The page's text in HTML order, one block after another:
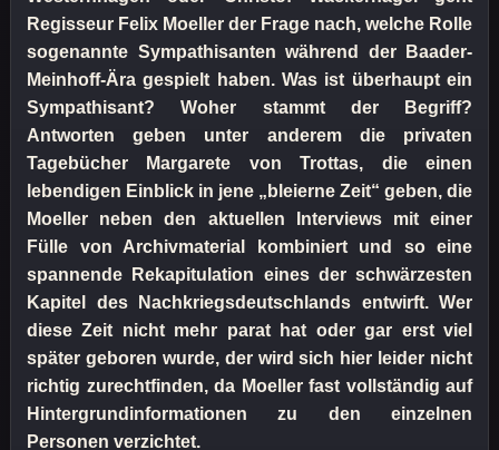
Regisseur Felix Moeller der Frage nach, welche Rolle
sogenannte Sympathisanten während der Baader-
Meinhoff-Ära gespielt haben. Was ist überhaupt ein
Sympathisant? Woher stammt der Begriff?
Antworten geben unter anderem die privaten
Tagebücher Margarete von Trottas, die einen
lebendigen Einblick in jene „bleierne Zeit“ geben, die
Moeller neben den aktuellen Interviews mit einer
Fülle von Archivmaterial kombiniert und so eine
spannende Rekapitulation eines der schwärzesten
Kapitel des Nachkriegsdeutschlands entwirft. Wer
diese Zeit nicht mehr parat hat oder gar erst viel
später geboren wurde, der wird sich hier leider nicht
richtig zurechtfinden, da Moeller fast vollständig auf
Hintergrundinformationen zu den einzelnen
Personen verzichtet.